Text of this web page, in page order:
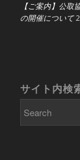
【ご案内】公取
の開催について
サイト内検